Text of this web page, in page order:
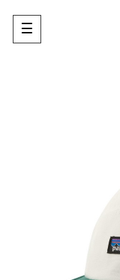
Umschalten
der
☰